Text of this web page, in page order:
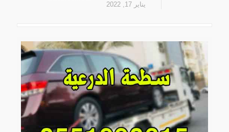
يناير 17, 2022